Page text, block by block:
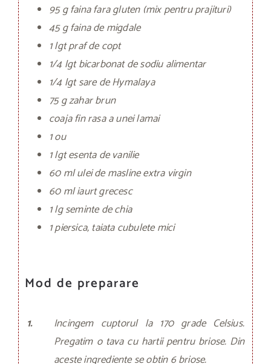
95 g faina fara gluten (mix pentru prajituri)
45 g faina de migdale
1 lgt praf de copt
1/4 lgt bicarbonat de sodiu alimentar
1/4 lgt sare de Hymalaya
75 g zahar brun
coaja fin rasa a unei lamai
1 ou
1 lgt esenta de vanilie
60 ml ulei de masline extra virgin
60 ml iaurt grecesc
1 lg seminte de chia
1 piersica, taiata cubulete mici
Mod de preparare
1.
Incingem cuptorul la 170 grade Celsius.
Pregatim o tava cu hartii pentru briose. Din
aceste ingrediente se obtin 6 briose.